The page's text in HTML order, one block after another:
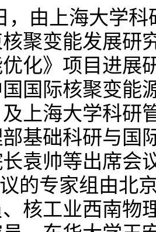
，由上海大学
聚变能发展研
化》项目进展
国国际核聚变能
上海大学科研
基础科研与国
袁帅等出席会
的专家组由北
核工业西南物